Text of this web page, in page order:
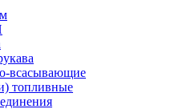
всасывающие
топливные